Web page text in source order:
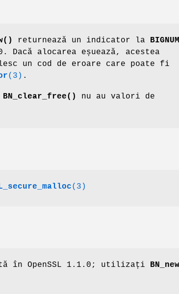
returnează un indicator la BIGNUM
alocarea eșuează, acestea
un cod de eroare care poate fi
(3) .
BN_clear_free()
nu au valori de
(3)
în OpenSSL 1.1.0; utilizați